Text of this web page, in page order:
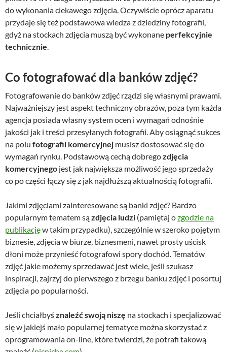
do wykonania ciekawego zdjęcia. Oczywiście oprócz aparatu
przydaje się też podstawowa wiedza z dziedziny fotografii,
gdyż na stockach zdjęcia muszą być wykonane perfekcyjnie
technicznie
Co fotografować dla banków zdjęć?
Fotografowanie do banków zdjęć rządzi się własnymi prawami.
Najważniejszy jest aspekt techniczny obrazów, poza tym każda
agencja posiada własny system ocen i wymagań odnośnie
jakości jak i treści przesyłanych fotografii. Aby osiągnąć sukces
na polu fotografii komercyjnej musisz dostosować się do
wymagań rynku. Podstawową cechą dobregozdjęcia
komercyjnego jest jak największa możliwość jego sprzedaży
co po części łączy się z jak najdłuższą aktualnością fotografii.
Jakimi zdjęciami zainteresowane są banki zdjęć? Bardzo
popularnym tematem sązdjęcia ludzi (pamiętaj ozgodzie na
publikacjęw takim przypadku), szczególnie w szeroko pojętym
biznesie, zdjęcia w biurze, biznesmeni, nawet prosty uścisk
dłoni może przynieść fotografowi spory dochód. Tematów
zdjęć jakie możemy sprzedawać jest wiele, jeśli szukasz
inspiracji, zajrzyj do pierwszego z brzegu banku zdjęć i posortuj
zdjęcia po popularności.
Jeśli chciałbyśznaleźć swoją niszę na stockach i specjalizować
się w jakiejś mało popularnej tematyce można skorzystać z
oprogramowania on-line, które twierdzi, że potrafi takową